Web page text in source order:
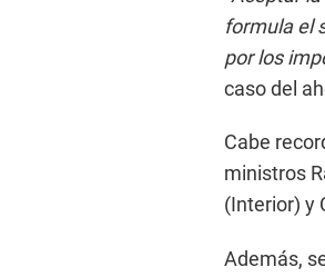
formula el
por los
caso del
Cabe
ministros
(Interior) y
Además,